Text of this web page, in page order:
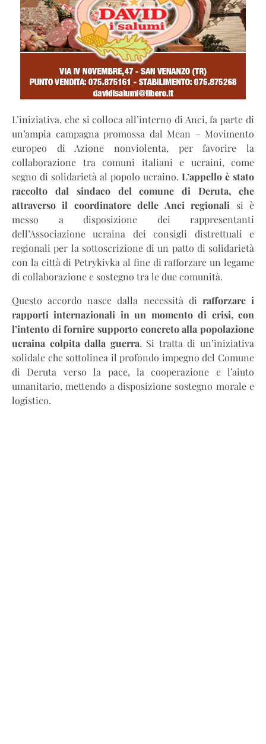
L’iniziativa, che si colloca all’interno di Anci, fa parte di
un’ampia campagna promossa dal Mean – Movimento
europeo di Azione nonviolenta, per favorire la
collaborazione tra comuni italiani e ucraini, come
segno di solidarietà al popolo ucraino. L’appello è stato
raccolto dal sindaco del comune di Deruta, che
attraverso il coordinatore delle Anci regionali si è
messo a disposizione dei rappresentanti
dell’Associazione ucraina dei consigli distrettuali e
regionali per la sottoscrizione di un patto di solidarietà
con la città di Petrykivka al fine di rafforzare un legame
di collaborazione e sostegno tra le due comunità.
Questo accordo nasce dalla necessità di rafforzare i
rapporti internazionali in un momento di crisi, con
l’intento di fornire supporto concreto alla popolazione
ucraina colpita dalla guerra. Si tratta di un’iniziativa
solidale che sottolinea il profondo impegno del Comune
di Deruta verso la pace, la cooperazione e l’aiuto
umanitario, mettendo a disposizione sostegno morale e
logistico.